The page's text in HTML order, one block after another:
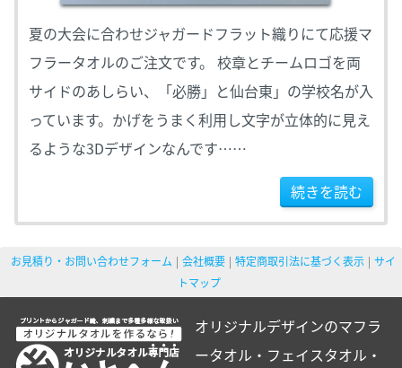
夏の大会に合わせジャガードフラット織りにて応援マ
フラータオルのご注文です。 校章とチームロゴを両
サイドのあしらい、「必勝」と仙台東」の学校名が入
っています。かげをうまく利用し文字が立体的に見え
るような3Dデザインなんです……
続きを読む
お見積り・お問い合わせフォーム 会社概要 特定商取引法に基づく表示
サイ
トマップ
オリジナルデザインのマフラ
ータオル・フェイスタオル・